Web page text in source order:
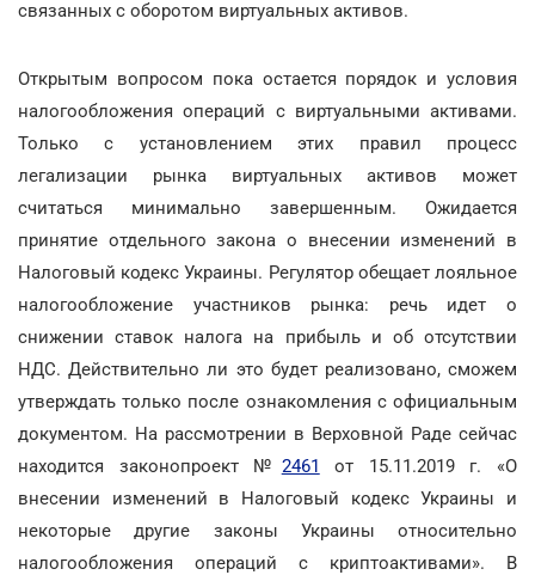
связанных с оборотом виртуальных активов.
Открытым вопросом пока остается порядок и условия
налогообложения операций с виртуальными активами.
Только с установлением этих правил процесс
легализации рынка виртуальных активов может
считаться минимально завершенным. Ожидается
принятие отдельного закона о внесении изменений в
Налоговый кодекс Украины. Регулятор обещает лояльное
налогообложение участников рынка: речь идет о
снижении ставок налога на прибыль и об отсутствии
НДС. Действительно ли это будет реализовано, сможем
утверждать только после ознакомления с официальным
документом. На рассмотрении в Верховной Раде сейчас
находится законопроект № 2461 от 15.11.2019 г. «О
внесении изменений в Налоговый кодекс Украины и
некоторые другие законы Украины относительно
налогообложения операций с криптоактивами». В